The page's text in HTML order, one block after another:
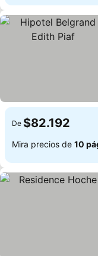
De $82.192
Mira precios de 10